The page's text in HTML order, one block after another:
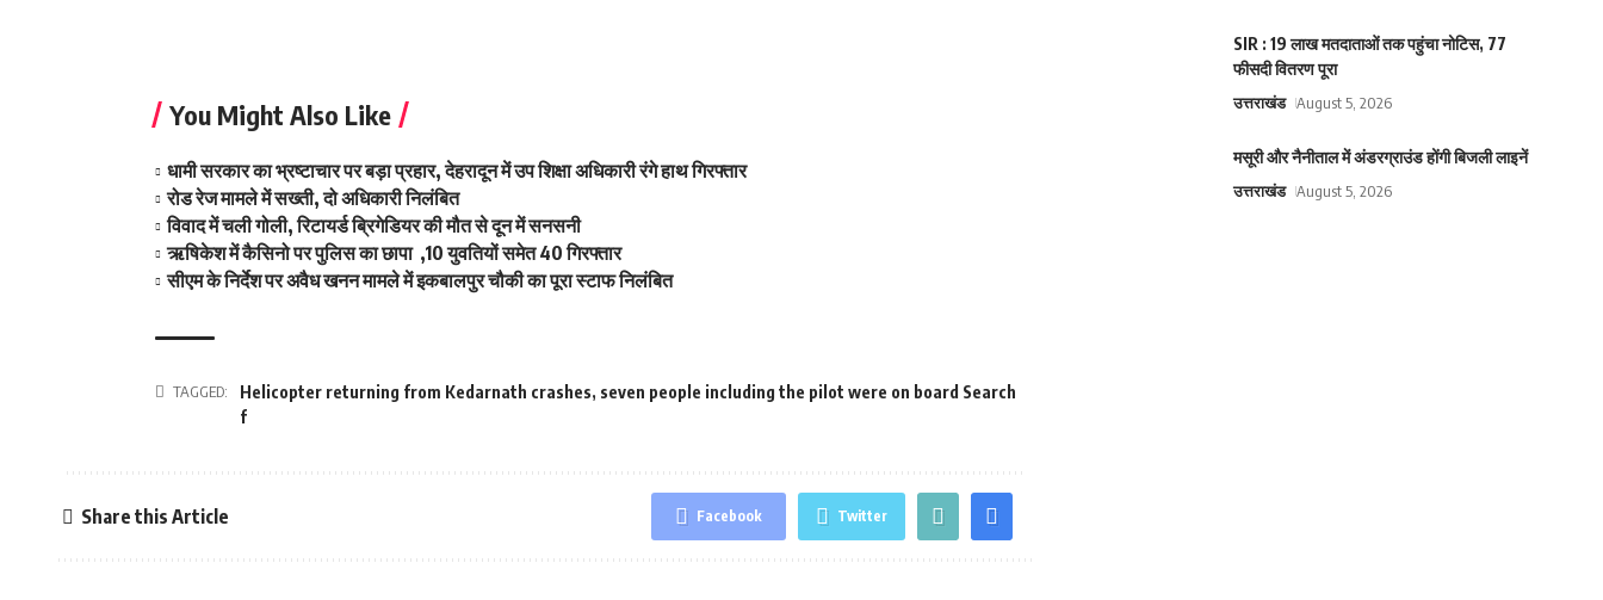
You Might Also Like
धामी सरकार का भ्रष्टाचार पर बड़ा प्रहार, देहरादून में उप शिक्षा अधिकारी रंगे हाथ गिरफ्तार
रोड रेज मामले में सख्ती, दो अधिकारी निलंबित
विवाद में चली गोली, रिटायर्ड ब्रिगेडियर की मौत से दून में सनसनी
ऋषिकेश में कैसिनो पर पुलिस का छापा ,10 युवतियों समेत 40 गिरफ्तार
सीएम के निर्देश पर अवैध खनन मामले में इकबालपुर चौकी का पूरा स्टाफ निलंबित
TAGGED: Helicopter returning from Kedarnath crashes, seven people including the pilot were on board Search
f
Share this Article Facebook Twitter
SIR : 19 लाख मतदाताओं तक पहुंचा नोटिस, 77
फीसदी वितरण पूरा
उत्तराखंड August 5, 2026
मसूरी और नैनीताल में अंडरग्राउंड होंगी बिजली लाइनें
उत्तराखंड August 5, 2026